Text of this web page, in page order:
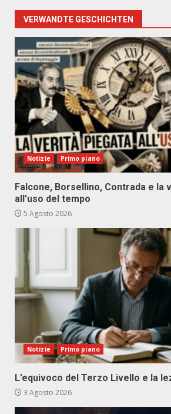
VERWANDTE GESCHICHTEN
Notizie Primo piano
Falcone, Borsellino, Contrada e la
all’uso del tempo
5 Agosto 2026
Notizie Primo piano
L’equivoco del Terzo Livello e la
3 Agosto 2026